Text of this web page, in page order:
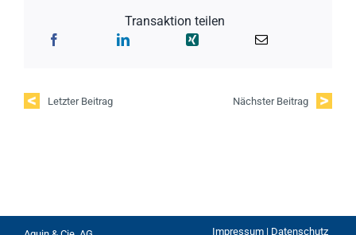
Transaktion teilen
Letzter Beitrag Nächster Beitrag
Impressum | Datenschutz